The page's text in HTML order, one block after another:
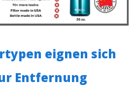
eignen sich
Entfernung